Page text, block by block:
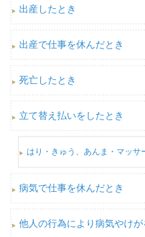
出産したとき
出産で仕事を休んだとき
死亡したとき
立て替え払いをしたとき
はり・きゅう、あんま・マッサ
病気で仕事を休んだとき
他人の行為により病気やけが